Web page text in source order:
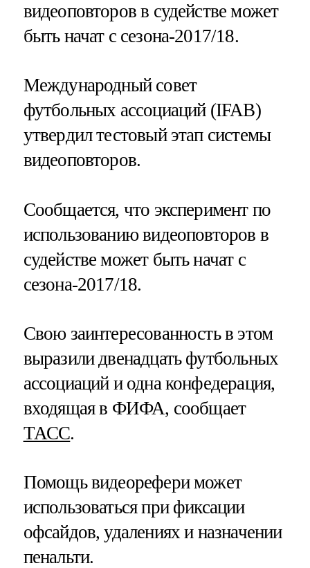
видеоповторов в судействе может
быть начат с сезона-2017/18.
Международный совет
футбольных ассоциаций (IFAB)
утвердил тестовый этап системы
видеоповторов.
Сообщается, что эксперимент по
использованию видеоповторов в
судействе может быть начат с
сезона-2017/18.
Свою заинтересованность в этом
выразили двенадцать футбольных
ассоциаций и одна конфедерация,
входящая в ФИФА, сообщает
ТАСС.
Помощь видеорефери может
использоваться при фиксации
офсайдов, удалениях и назначении
пенальти.